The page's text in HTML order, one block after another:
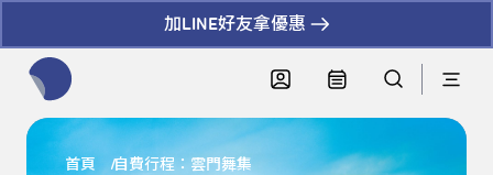
加LINE好友拿優惠
首頁 自費行程：雲門舞集